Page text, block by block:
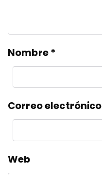
Nombre*
Correo electrónico
Web